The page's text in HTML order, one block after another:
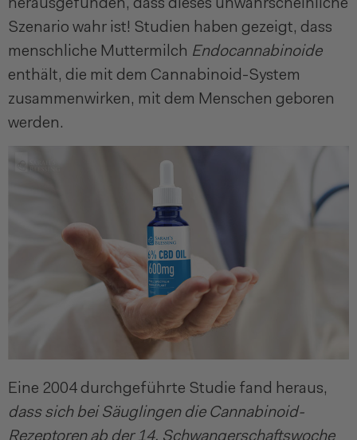
Szenario wahr ist! Studien haben gezeigt, dass
menschliche Muttermilch Endocannabinoide
enthält, die mit dem Cannabinoid-System
zusammenwirken, mit dem Menschen geboren
werden.
Eine 2004 durchgeführte Studie fand heraus,
dass sich bei Säuglingen die Cannabinoid-
Rezeptoren ab der 14. Schwangerschaftswoche